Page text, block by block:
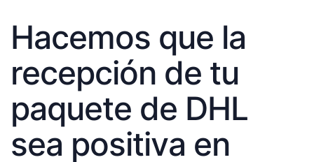
Hacemos que la
recepción de tu
paquete de DHL
sea positiva en